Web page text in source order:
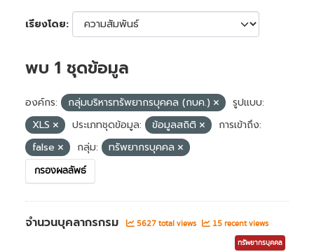
เรียงโดย
พบ 1 ชุดข้อมูล
องค์กร: กลุ่มบริหารทรัพยากรบุคคล (กบค.)
รูปแบบ:
XLS
ประเภทชุดข้อมูล: ข้อมูลสถิติ
การเข้าถึง:
false
กลุ่ม: ทรัพยากรบุคคล
กรองผลลัพธ์
จำนวนบุคลากรกรม 5627 total views 15 recent views
ทรัพยากรบุคคล